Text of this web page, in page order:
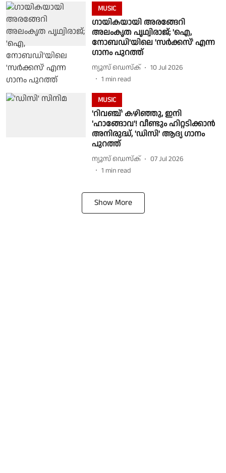
MUSIC
ഗായികയായി അരങ്ങേറി
അലംകൃത പൃഥ്വിരാജ്; 'ഐ,
നോബഡി'യിലെ 'സർക്കസ്' എന്ന
ഗാനം പുറത്ത്
ന്യൂസ് ഡെസ്ക്
10 Jul 2026
1 min read
MUSIC
'റിവഞ്ച്' കഴിഞ്ഞു, ഇനി
'ഹാങ്ങോവ'! വീണ്ടും ഹിറ്റടിക്കാൻ
അനിരുദ്ധ്, 'ഡിസി' ആദ്യ ഗാനം
പുറത്ത്
ന്യൂസ് ഡെസ്ക്
07 Jul 2026
1 min read
Show More